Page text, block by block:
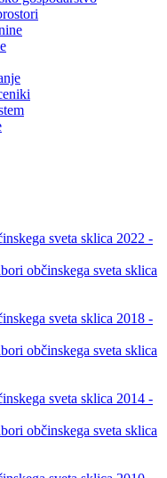
sveta sklica 2022 -
občinskega sveta sklica
sveta sklica 2018 -
občinskega sveta sklica
sveta sklica 2014 -
občinskega sveta sklica